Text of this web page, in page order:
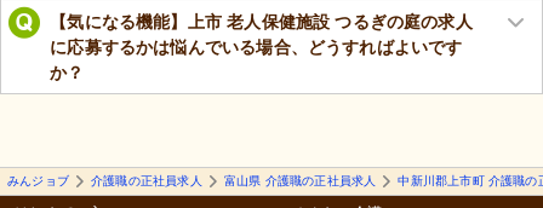
【気になる機能】上市 老人保健施設 つるぎの庭の求人
に応募するかは悩んでいる場合、どうすればよいです
か？
みんジョブ 介護職の正社員求人 富山県 介護職の正社員求人 中新川郡上市町 介護職の